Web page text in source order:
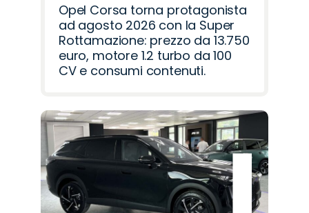
Opel Corsa torna protagonista
ad agosto 2026 con la Super
Rottamazione: prezzo da 13.750
euro, motore 1.2 turbo da 100
CV e consumi contenuti.